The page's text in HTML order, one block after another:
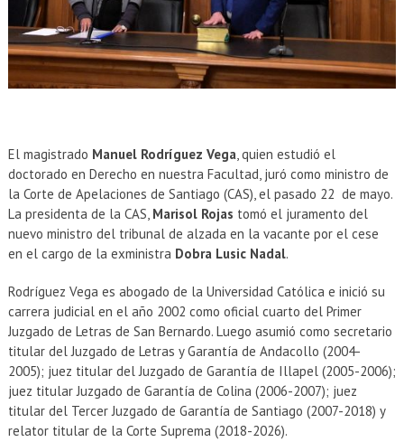
El magistrado Manuel Rodríguez Vega , quien estudió el
doctorado en Derecho en nuestra Facultad, juró como ministro de
la Corte de Apelaciones de Santiago (CAS), el pasado 22 de mayo.
La presidenta de la CAS, Marisol Rojas tomó el juramento del
nuevo ministro del tribunal de alzada en la vacante por el cese
en el cargo de la exministra Dobra Lusic Nadal.
Rodríguez Vega es abogado de la Universidad Católica e inició su
carrera judicial en el año 2002 como oficial cuarto del Primer
Juzgado de Letras de San Bernardo. Luego asumió como secretario
titular del Juzgado de Letras y Garantía de Andacollo (2004-
2005); juez titular del Juzgado de Garantía de Illapel (2005-2006);
juez titular Juzgado de Garantía de Colina (2006-2007); juez
titular del Tercer Juzgado de Garantía de Santiago (2007-2018) y
relator titular de la Corte Suprema (2018-2026).